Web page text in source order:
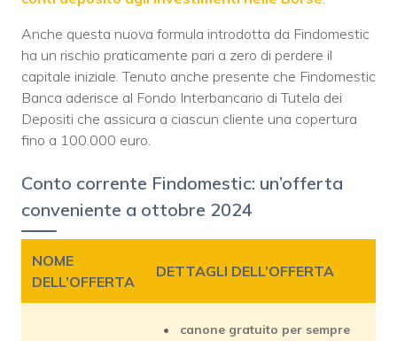
Anche questa nuova formula introdotta da Findomestic
ha un rischio praticamente pari a zero di perdere il
capitale iniziale. Tenuto anche presente che Findomestic
Banca aderisce al Fondo Interbancario di Tutela dei
Depositi che assicura a ciascun cliente una copertura
fino a 100.000 euro.
Conto corrente Findomestic: un’offerta
conveniente a ottobre 2024
NOME
DELL’OFFERTA
DETTAGLI DELL’OFFERTA
canone gratuito per sempre